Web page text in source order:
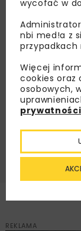
dedykowane
Regulaminem
podany przeze
handlowej w
REKLAMA
wycofać w
nbi med!a z
przypadkach
Więcej
cookies oraz
osobowych,
prywatności